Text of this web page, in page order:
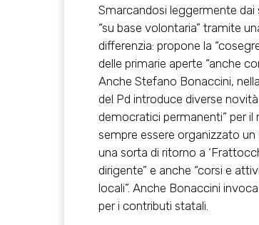
Smarcandosi leggermente
“su base volontaria” tramite
differenzia: propone la
delle primarie aperte “anche
Anche Stefano Bonaccini,
del Pd introduce diverse
democratici permanenti” per il
sempre essere organizzato
una sorta di ritorno a
dirigente” e anche “corsi e
locali”. Anche Bonaccini
per i contributi statali.